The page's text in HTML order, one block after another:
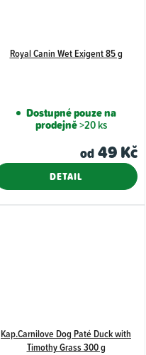
Royal Canin Wet Exigent 85 g
Dostupné pouze na
prodejně>20 ks
od49 Kč
DETAIL
Kap.Carnilove Dog Paté Duck with
Timothy Grass 300 g